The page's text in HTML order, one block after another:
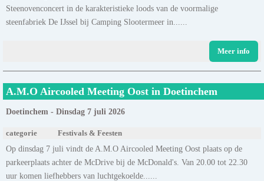
Steenovenconcert in de karakteristieke loods van de voormalige
steenfabriek De IJssel bij Camping Slootermeer in......
Meer info
A.M.O Aircooled Meeting Oost in Doetinchem
Doetinchem - Dinsdag 7 juli 2026
categorie Festivals & Feesten
Op dinsdag 7 juli vindt de A.M.O Aircooled Meeting Oost plaats op de
parkeerplaats achter de McDrive bij de McDonald's. Van 20.00 tot 22.30
uur komen liefhebbers van luchtgekoelde......